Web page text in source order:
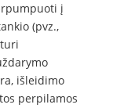
į
(pvz.,
išleidimo
perpilamos